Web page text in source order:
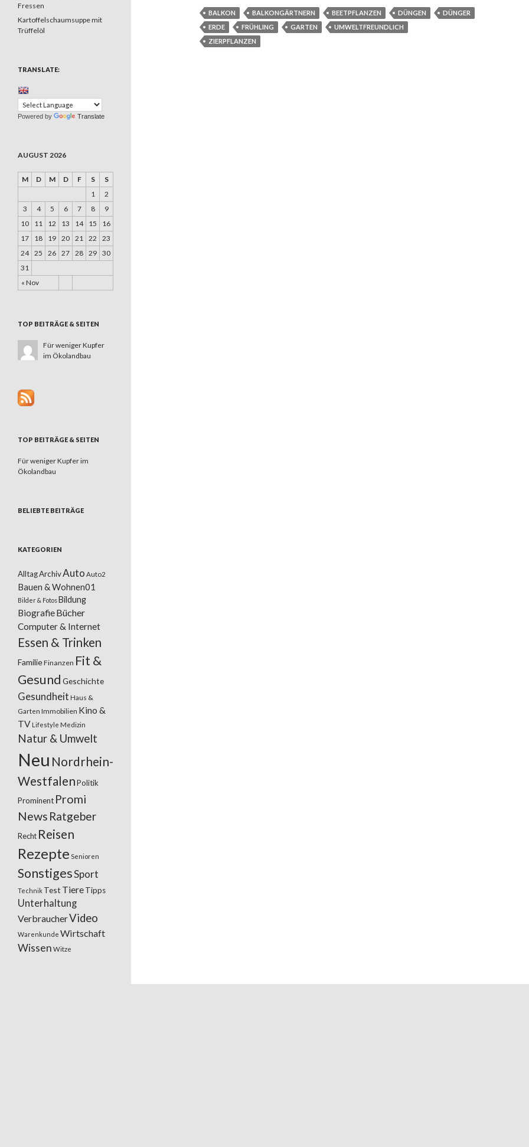
BALKON BALKONGÄRTNERN BEETPFLANZEN DÜNGEN
DÜNGER
ERDE
FRÜHLING GARTEN
UMWELTFREUNDLICH
ZIERPFLANZEN
Fressen
Kartoffelschaumsuppe mit
Trüffelöl
TRANSLATE:
Powered by Translate
AUGUST 2026
M D M D F S S
« Nov
1
2
3
4 5 6 7 8
9
10
11 12 13 14 15
16
17
18 19 20 21 22
23
24 25 26 27 28 29 30
31
TOP BEITRÄGE & SEITEN
Für weniger Kupfer
im Ökolandbau
TOP BEITRÄGE & SEITEN
Für weniger Kupfer im
Ökolandbau
BELIEBTE BEITRÄGE
KATEGORIEN
AlltagArchivAuto Auto2
Bauen & Wohnen01
Bilder & FotosBildung
BiografieBücher
Computer & Internet
Essen & Trinken
FamilieFinanzen Fit &
Gesund Geschichte
Gesundheit Haus &
Garten Immobilien Kino &
TV Lifestyle Medizin
Natur & Umwelt
Neu Nordrhein-
WestfalenPolitik
Prominent Promi
News Ratgeber
Recht Reisen
Rezepte Senioren
SonstigesSport
Technik Test TiereTipps
Unterhaltung
VerbraucherVideo
Warenkunde Wirtschaft
Wissen Witze